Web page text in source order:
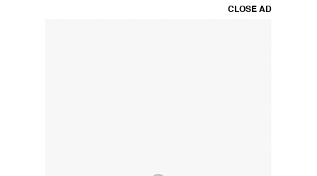
CLOSE AD